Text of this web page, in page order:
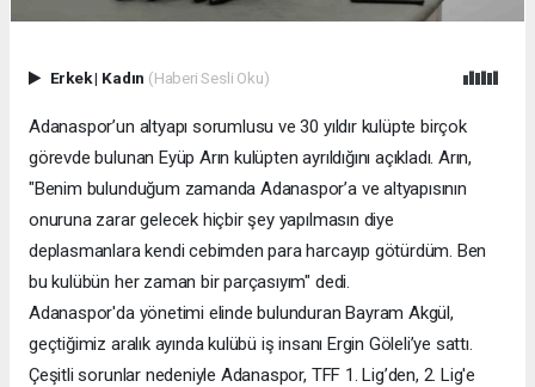
Erkek| Kadın (Haberi Sesli Oku)
Adanaspor’un altyapı sorumlusu ve 30 yıldır kulüpte birçok
görevde bulunan Eyüp Arın kulüpten ayrıldığını açıkladı. Arın,
"Benim bulunduğum zamanda Adanaspor’a ve altyapısının
onuruna zarar gelecek hiçbir şey yapılmasın diye
deplasmanlara kendi cebimden para harcayıp götürdüm. Ben
bu kulübün her zaman bir parçasıyım" dedi.
Adanaspor'da yönetimi elinde bulunduran Bayram Akgül,
geçtiğimiz aralık ayında kulübü iş insanı Ergin Göleli’ye sattı.
Çeşitli sorunlar nedeniyle Adanaspor, TFF 1. Lig’den, 2. Lig'e